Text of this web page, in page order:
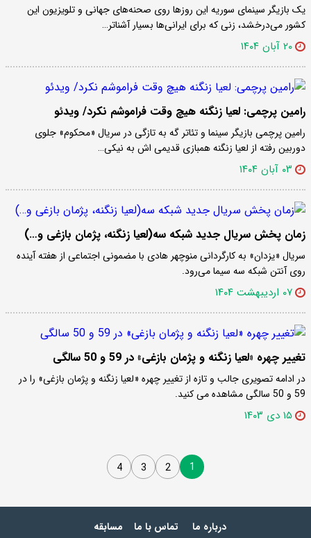
یک بازیگر سینمای سوریه این روزها روی صحنه‌های جهانی و تلویزیون این
کشور می‌درخشد، زنی که برای ایرانی‌ها بسیار آشناتر…
۲۰ آبان ۱۴۰۴
رامین پرچمی: لعیا زنگنه هیچ‌ وقت فراموشم نکرد/ ویدئو
رامین پرچمی بازیگر سینما و تئاتر گه به تازگی در سریال «محکوم» جلوی
دوربین رفته از لعیا زنگنه همبازی قدیمی اش به نیکی…
۰۳ آبان ۱۴۰۴
زمان پخش سریال جدید شبکه سه(لعیا زنگنه، پژمان بازغی و…)
سریال «یزدان» به کارگردانی منوچهر هادی با مضمونی اجتماعی از هفته آینده
روی آنتن شبکه سه سیما می‌رود.
۰۷ اردیبهشت ۱۴۰۴
تغییر چهره «لعیا زنگنه و پژمان بازغی» در 59 و 50 سالگی
در ادامه تصویری جالب و تازه از تغییر چهره «لعیا زنگنه و پژمان بازغی» را در
59 و 50 سالگی مشاهده می کنید.
۱۵ دی ۱۴۰۳
1
2
3
4
درباره ما تماس با ما مسابقه